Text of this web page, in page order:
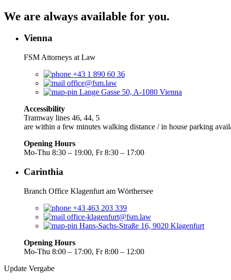
We are always available for you.
Vienna
FSM Attorneys at Law
+43 1 890 60 36
office@fsm.law
Lange Gasse 50, A-1080 Vienna
Accessibility
Tramway lines 46, 44, 5
are within a few minutes walking distance / in house parking
Opening Hours
Mo-Thu 8:30 – 19:00, Fr 8:30 – 17:00
Carinthia
Branch Office Klagenfurt am Wörthersee
+43 463 203 339
office-klagenfurt@fsm.law
Hans-Sachs-Straße 16, 9020 Klagenfurt
Opening Hours
Mo-Thu 8:00 – 17:00, Fr 8:00 – 12:00
Update Vergabe